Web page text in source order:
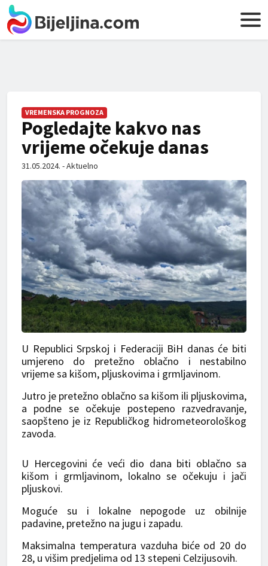
VREMENSKA PROGNOZA
Pogledajte kakvo nas
vrijeme očekuje danas
31.05.2024. - Aktuelno
U Republici Srpskoj i Federaciji BiH danas će biti
umjereno do pretežno oblačno i nestabilno
vrijeme sa kišom, pljuskovima i grmljavinom.
Jutro je pretežno oblačno sa kišom ili pljuskovima,
a podne se očekuje postepeno razvedravanje,
saopšteno je iz Republičkog hidrometeorološkog
zavoda.
U Hercegovini će veći dio dana biti oblačno sa
kišom i grmljavinom, lokalno se očekuju i jači
pljuskovi.
Moguće su i lokalne nepogode uz obilnije
padavine, pretežno na jugu i zapadu.
Maksimalna temperatura vazduha biće od 20 do
28, u višim predjelima od 13 stepeni Celzijusovih.